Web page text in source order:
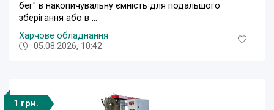
бег" в накопичувальну ємність для подальшого
зберігання або в ...
Харчове обладнання
05.08.2026, 10:42
1 грн.